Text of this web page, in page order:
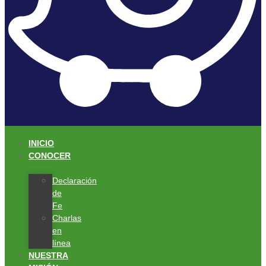
INICIO
CONOCER
Declaración
de
Fe
Charlas
en
línea
NUESTRA